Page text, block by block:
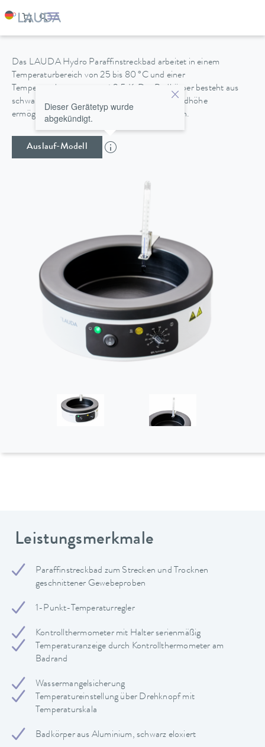
HYDRO H 2 P
Das LAUDA Hydro Paraffinstreckbad arbeitet in einem
Temperaturbereich von 25 bis 80 °C und einer
Temperaturkonstanz von ±0,5 K. Der Badkörper besteht aus
schwarz eloxiertem Aluminium. Die geringe Badhöhe
ermöglicht ein bequemes und sicheres Arbeiten.
Auslauf-Modell
Dieser Gerätetyp wurde
abgekündigt.
Leistungsmerkmale
Paraffinstreckbad zum Strecken und Trocknen
geschnittener Gewebeproben
1-Punkt-Temperaturregler
Kontrollthermometer mit Halter serienmäßig
Temperaturanzeige durch Kontrollthermometer am
Badrand
Wassermangelsicherung
Temperatureinstellung über Drehknopf mit
Temperaturskala
Badkörper aus Aluminium, schwarz eloxiert